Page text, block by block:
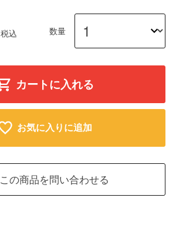
数量
カートに入れる
お気に入りに追加
この商品を問い合わせる